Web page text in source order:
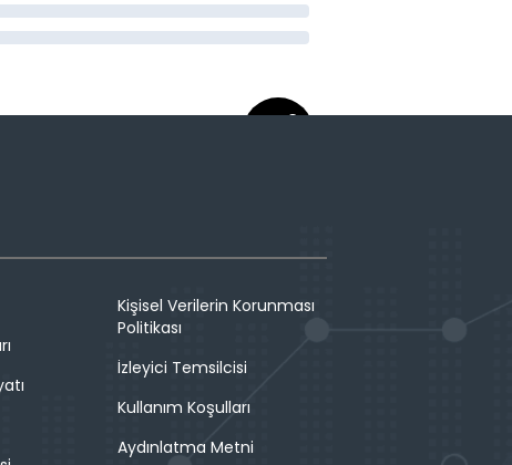
Kişisel Verilerin Korunması
Politikası
İzleyici Temsilcisi
Kullanım Koşulları
Aydınlatma Metni